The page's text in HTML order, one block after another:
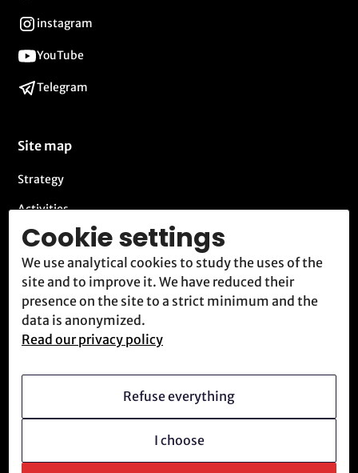
instagram
YouTube
Telegram
Site map
Strategy
Activities
Blog
Contact
Meet us
Becoming a member
Cookie settings
We use analytical cookies to study the uses of the
site and to improve it. We have reduced their
presence on the site to a strict minimum and the
data is anonymized.
Read our privacy policy
Refuse everything
I choose